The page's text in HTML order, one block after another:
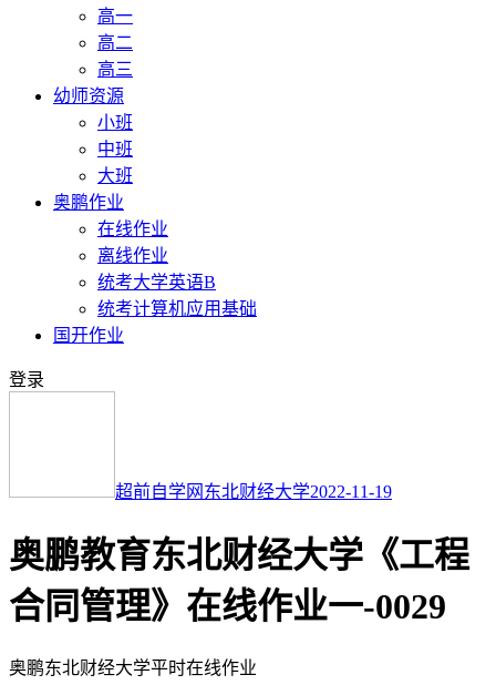
高一
高二
高三
幼师资源
小班
中班
大班
奥鹏作业
在线作业
离线作业
统考大学英语B
统考计算机应用基础
国开作业
登录
超前自学网 东北财经大学2022-11-19
奥鹏教育东北财经大学《工程
合同管理》在线作业一-0029
奥鹏东北财经大学平时在线作业